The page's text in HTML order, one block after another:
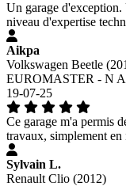
Un garage
niveau d'expertise
Aikpa
Volkswagen Beetle
EUROMASTER - N
19-07-25
Ce garage m'a permis
travaux, simplement en
Sylvain L.
Renault Clio (2012)